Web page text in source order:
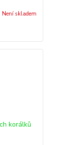
Není skladem